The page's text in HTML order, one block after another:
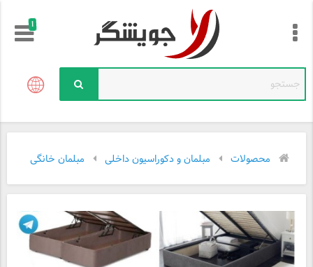
!
محصولات مبلمان و دکوراسیون داخلی مبلمان خانگی